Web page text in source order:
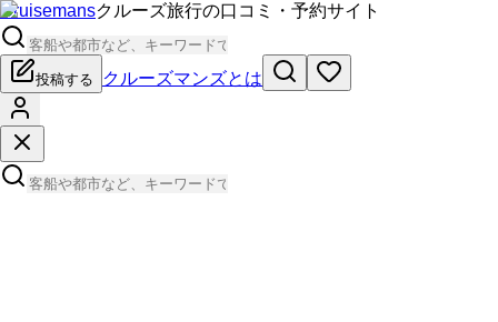
Cruisemansクルーズ旅行の口コミ・予約サイト
投稿する クルーズマンズとは